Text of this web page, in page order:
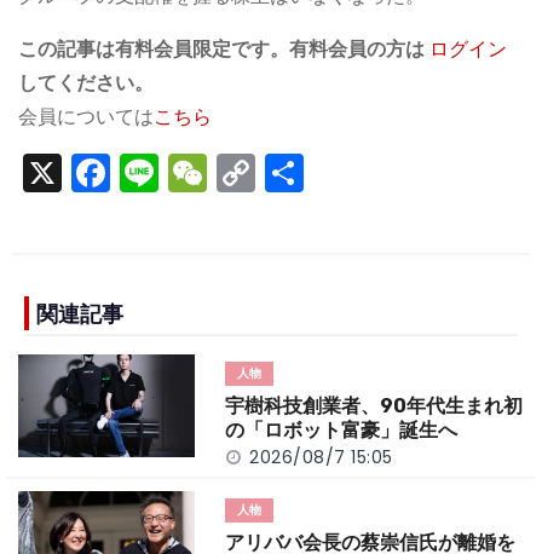
この記事は有料会員限定です。有料会員の方は ログイン
してください。
会員についてはこちら
X F
a
e
b
o
o
k
Li
n
W
e
C
o
n
k
関連記事
人物
宇樹科技創業者、90年代生まれ初
の「ロボット富豪」誕生へ
2026/08/7 15:05
人物
アリババ会長の蔡崇信氏が離婚を